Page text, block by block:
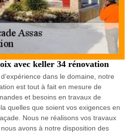
avec keller 34 rénovation
dans le domaine, notre
est tout à fait en mesure de
et besoins en travaux de
quelles que soient vos exigences en
Nous ne réalisons vos travaux
avons à notre disposition des